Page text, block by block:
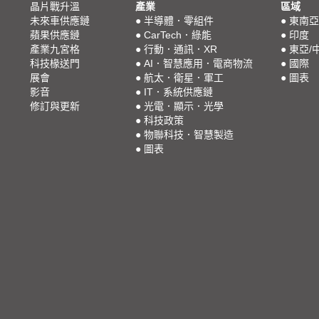
晶片戰升溫
未來車供應鏈
蘋果供應鏈
產業九宮格
科技椽送門
展會
影音
修訂與更新
產業
● 半導體．零組件
● CarTech．綠能
● 行動．通訊．XR
● AI．智慧應用．電商物流
● 航太．衛星．軍工
● IT．系統供應鏈
● 光電．顯示．光學
● 科技政策
● 物聯科技．智慧製造
● 圖表
區域
● 東南亞
● 印度
● 東亞/
● 國際
● 圖表